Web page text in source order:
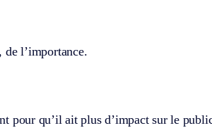
l’importance.
pour qu’il ait plus d’impact sur le